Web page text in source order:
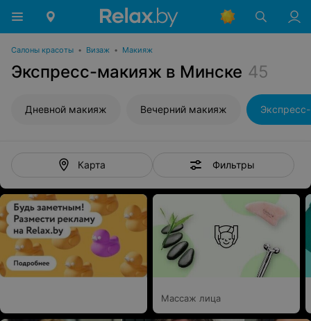
Салоны красоты • Визаж • Макияж
Экспресс-макияж в Минске 45
Дневной макияж Вечерний макияж
Карта Фильтры
Массаж лица